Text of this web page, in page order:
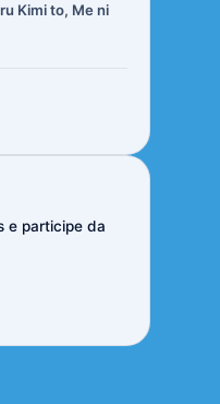
Kimi to, Me ni
e participe da